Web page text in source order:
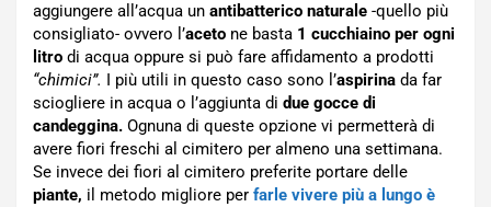
aggiungere all’acqua un antibatterico naturale -quello più
consigliato- ovvero l’aceto ne basta 1 cucchiaino per ogni
litro di acqua oppure si può fare affidamento a prodotti
“chimici”.
I più utili in questo caso sono l’aspirina da far
sciogliere in acqua o l’aggiunta di due gocce di
candeggina. Ognuna di queste opzione vi permetterà di
avere fiori freschi al cimitero per almeno una settimana.
Se invece dei fiori al cimitero preferite portare delle
piante, il metodo migliore per farle vivere più a lungo è